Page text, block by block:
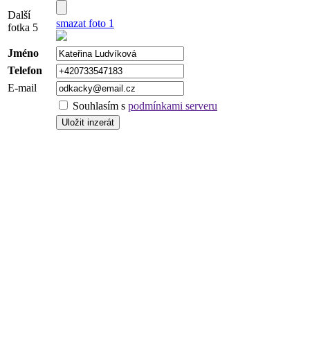
Další
fotka 5
smazat foto 1
Jméno
Telefon
E-mail
Souhlasím s podmínkami serveru